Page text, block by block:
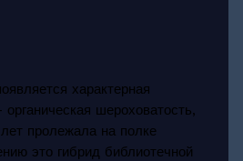
характерная
органическая шероховатость,
пролежала на полке
это гибрид библиотечной